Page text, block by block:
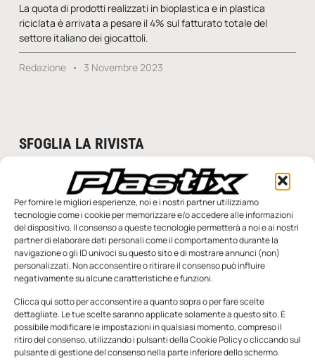
Per fornire le migliori esperienze, noi e i nostri partner utilizziamo
tecnologie come i cookie per memorizzare e/o accedere alle informazioni
del dispositivo. Il consenso a queste tecnologie permetterà a noi e ai nostri
partner di elaborare dati personali come il comportamento durante la
navigazione o gli ID univoci su questo sito e di mostrare annunci (non)
personalizzati. Non acconsentire o ritirare il consenso può influire
negativamente su alcune caratteristiche e funzioni.
Clicca qui sotto per acconsentire a quanto sopra o per fare scelte
dettagliate. Le tue scelte saranno applicate solamente a questo sito. È
possibile modificare le impostazioni in qualsiasi momento, compreso il
ritiro del consenso, utilizzando i pulsanti della Cookie Policy o cliccando sul
pulsante di gestione del consenso nella parte inferiore dello schermo.
La quota di prodotti realizzati in bioplastica e in plastica
riciclata è arrivata a pesare il 4% sul fatturato totale del
settore italiano dei giocattoli.
Redazione 3 Novembre 2023
SFOGLIA LA RIVISTA
n.5 - Giugno 2026 n.4 - Maggio 2026
Edicola Web
Notizie da Meccanicanews